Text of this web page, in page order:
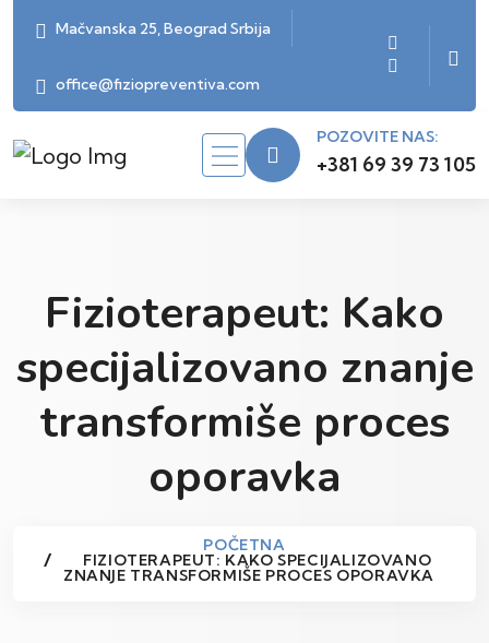
Mačvanska 25, Beograd Srbija
office@fiziopreventiva.com
POZOVITE NAS:
+381 69 39 73 105
Fizioterapeut: Kako
specijalizovano znanje
transformiše proces
oporavka
POČETNA
FIZIOTERAPEUT: KAKO SPECIJALIZOVANO
ZNANJE TRANSFORMIŠE PROCES OPORAVKA